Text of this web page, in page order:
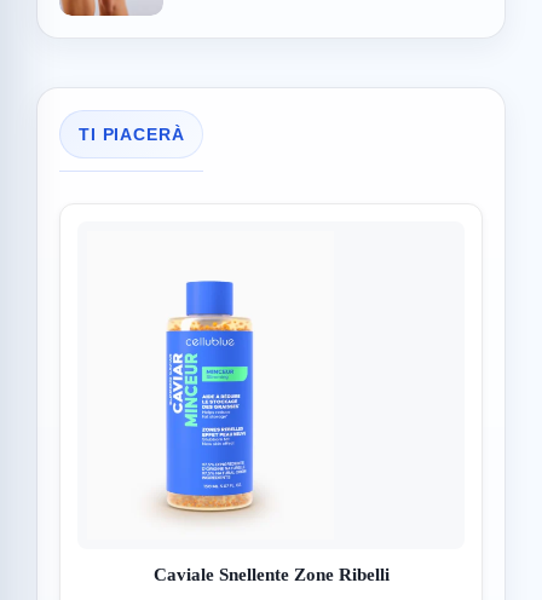
TI PIACERÀ
Caviale Snellente Zone Ribelli